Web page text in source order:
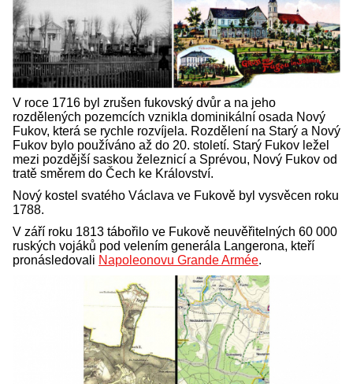
V roce 1716 byl zrušen fukovský dvůr a na jeho
rozdělených pozemcích vznikla dominikální osada Nový
Fukov, která se rychle rozvíjela. Rozdělení na Starý a Nový
Fukov bylo používáno až do 20. století. Starý Fukov ležel
mezi pozdější saskou železnicí a Sprévou, Nový Fukov od
tratě směrem do Čech ke Království.
Nový kostel svatého Václava ve Fukově byl vysvěcen roku
1788.
V září roku 1813 tábořilo ve Fukově neuvěřitelných 60 000
ruských vojáků pod velením generála Langerona, kteří
pronásledovali Napoleonovu Grande Armée.